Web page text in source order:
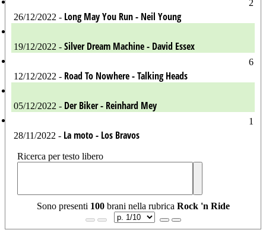
2
26/12/2022 - Long May You Run - Neil Young
19/12/2022 - Silver Dream Machine - David Essex
6
12/12/2022 - Road To Nowhere - Talking Heads
05/12/2022 - Der Biker - Reinhard Mey
1
28/11/2022 - La moto - Los Bravos
Ricerca per testo libero
Sono presenti 100brani nella rubrica Rock 'n Ride